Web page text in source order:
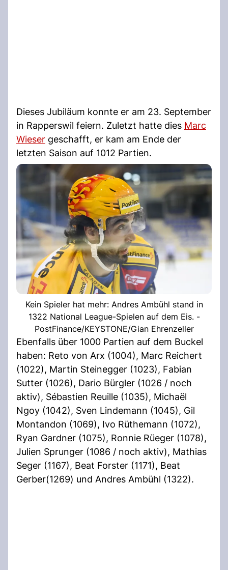
Dieses Jubiläum konnte er am 23. September
in Rapperswil feiern. Zuletzt hatte dies Marc
Wieser geschafft, er kam am Ende der
letzten Saison auf 1012 Partien.
Kein Spieler hat mehr: Andres Ambühl stand in
1322 National League-Spielen auf dem Eis. -
PostFinance/KEYSTONE/Gian Ehrenzeller
Ebenfalls über 1000 Partien auf dem Buckel
haben: Reto von Arx (1004), Marc Reichert
(1022), Martin Steinegger (1023), Fabian
Sutter (1026), Dario Bürgler (1026 / noch
aktiv), Sébastien Reuille (1035), Michaël
Ngoy (1042), Sven Lindemann (1045), Gil
Montandon (1069), Ivo Rüthemann (1072),
Ryan Gardner (1075), Ronnie Rüeger (1078),
Julien Sprunger (1086 / noch aktiv), Mathias
Seger (1167), Beat Forster (1171), Beat
Gerber(1269) und Andres Ambühl (1322).